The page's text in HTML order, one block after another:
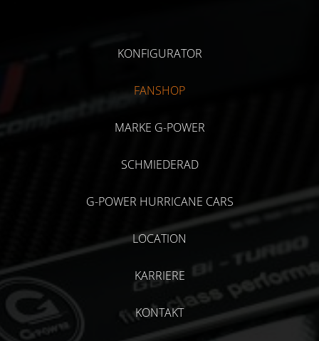
KONFIGURATOR
FANSHOP
MARKE G-POWER
SCHMIEDERAD
G-POWER HURRICANE CARS
LOCATION
KARRIERE
KONTAKT